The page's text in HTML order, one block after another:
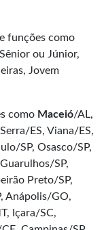
funções como
ou Júnior,
Jovem
como Maceió/AL,
ES, Viana/ES,
SP, Osasco/SP,
SP,
Preto/SP,
Anápolis/GO,
Içara/SC,